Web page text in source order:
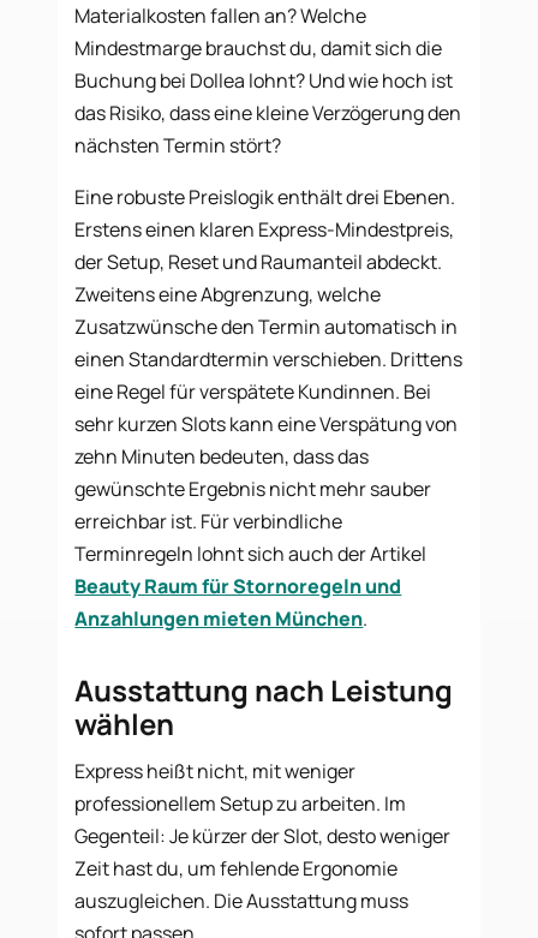
Materialkosten fallen an? Welche
Mindestmarge brauchst du, damit sich die
Buchung bei Dollea lohnt? Und wie hoch ist
das Risiko, dass eine kleine Verzögerung den
nächsten Termin stört?
Eine robuste Preislogik enthält drei Ebenen.
Erstens einen klaren Express-Mindestpreis,
der Setup, Reset und Raumanteil abdeckt.
Zweitens eine Abgrenzung, welche
Zusatzwünsche den Termin automatisch in
einen Standardtermin verschieben. Drittens
eine Regel für verspätete Kundinnen. Bei
sehr kurzen Slots kann eine Verspätung von
zehn Minuten bedeuten, dass das
gewünschte Ergebnis nicht mehr sauber
erreichbar ist. Für verbindliche
Terminregeln lohnt sich auch der Artikel
Beauty Raum für Stornoregeln und
Anzahlungen mieten München.
Ausstattung nach Leistung
wählen
Express heißt nicht, mit weniger
professionellem Setup zu arbeiten. Im
Gegenteil: Je kürzer der Slot, desto weniger
Zeit hast du, um fehlende Ergonomie
auszugleichen. Die Ausstattung muss